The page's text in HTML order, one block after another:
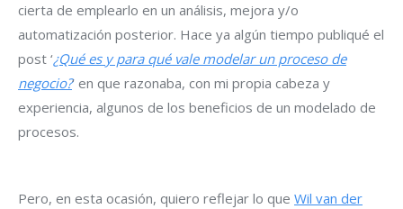
cierta de emplearlo en un análisis, mejora y/o
automatización posterior. Hace ya algún tiempo publiqué el
post ‘¿Qué es y para qué vale modelar un proceso de
negocio?‘ en que razonaba, con mi propia cabeza y
experiencia, algunos de los beneficios de un modelado de
procesos.
Pero, en esta ocasión, quiero reflejar lo que Wil van der